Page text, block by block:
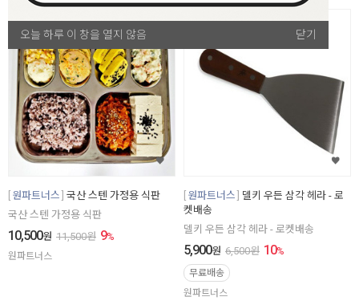
오늘 하루 이 창을 열지 않음 닫기
오늘 하루 이 창을 열지 않음 닫기
원파트너스 국산 스텐 가정용 식판
국산 스텐 가정용 식판
10,500원 11,500원 9%
원파트너스
원파트너스
델키 우든 삼각 헤라 - 로
켓배송
델키 우든 삼각 헤라 - 로켓배송
5,900원 6,500원 10%
무료배송
원파트너스